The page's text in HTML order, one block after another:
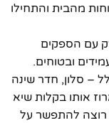
מהבית והתחילו
עם הספקים
ובטוחים.
– סלון, חדר שינה
אותו בקלות שיא
רוצה להתפשר על